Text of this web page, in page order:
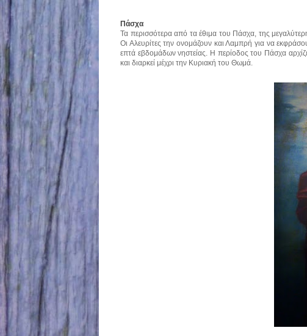
Πάσχα
Τα περισσότερα από τα έθιμα του Πάσχα, της
Οι Αλευρίτες την ονομάζουν και Λαμπρή για να
επτά εβδομάδων νηστείας. Η περίοδος του Πάσχα
και διαρκεί μέχρι την Κυριακή του Θωμά.